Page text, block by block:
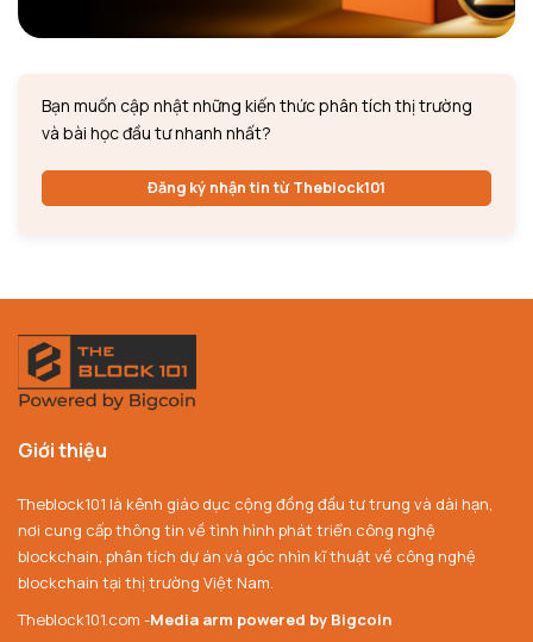
Bạn muốn cập nhật những kiến thức phân tích thị trường
và bài học đầu tư nhanh nhất?
Đăng ký nhận tin từ Theblock101
Giới thiệu
Theblock101 là kênh giáo dục cộng đồng đầu tư trung và dài hạn,
nơi cung cấp thông tin về tình hình phát triển công nghệ
blockchain, phân tích dự án và góc nhìn kĩ thuật về công nghệ
blockchain tại thị trường Việt Nam.
Theblock101.com -Media arm powered by Bigcoin